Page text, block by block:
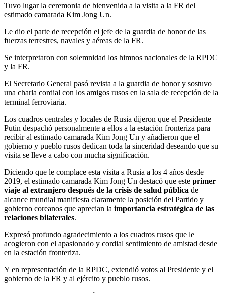
Tuvo lugar la ceremonia de bienvenida a la visita a la FR del
estimado camarada Kim Jong Un.
Le dio el parte de recepción el jefe de la guardia de honor de las
fuerzas terrestres, navales y aéreas de la FR.
Se interpretaron con solemnidad los himnos nacionales de la RPDC
y la FR.
El Secretario General pasó revista a la guardia de honor y sostuvo
una charla cordial con los amigos rusos en la sala de recepción de la
terminal ferroviaria.
Los cuadros centrales y locales de Rusia dijeron que el Presidente
Putin despachó personalmente a ellos a la estación fronteriza para
recibir al estimado camarada Kim Jong Un y añadieron que el
gobierno y pueblo rusos dedican toda la sinceridad deseando que su
visita se lleve a cabo con mucha significación.
Diciendo que le complace esta visita a Rusia a los 4 años desde
2019, el estimado camarada Kim Jong Un destacó que este primer
viaje al extranjero después de la crisis de salud pública de
alcance mundial manifiesta claramente la posición del Partido y
gobierno coreanos que aprecian la importancia estratégica de las
relaciones bilaterales.
Expresó profundo agradecimiento a los cuadros rusos que le
acogieron con el apasionado y cordial sentimiento de amistad desde
en la estación fronteriza.
Y en representación de la RPDC, extendió votos al Presidente y el
gobierno de la FR y al ejército y pueblo rusos.